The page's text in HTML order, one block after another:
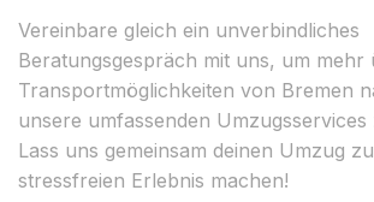
Vereinbare gleich ein unverbindliches
Beratungsgespräch mit uns, um mehr
Transportmöglichkeiten von Bremen
unsere umfassenden
Lass uns gemeinsam deinen Umzug
stressfreien Erlebnis machen!